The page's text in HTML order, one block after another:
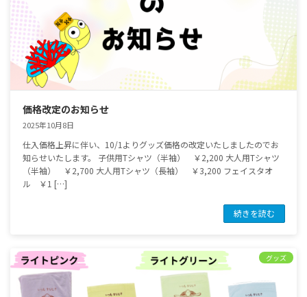
価格改定のお知らせ
2025年10月8日
仕入価格上昇に伴い、10/1よりグッズ価格の改定いたしましたのでお
知らせいたします。 子供用Tシャツ（半袖） ￥2,200 大人用Tシャツ
（半袖） ￥2,700 大人用Tシャツ（長袖） ￥3,200 フェイスタオ
ル ￥1 […]
続きを読む
グッズ